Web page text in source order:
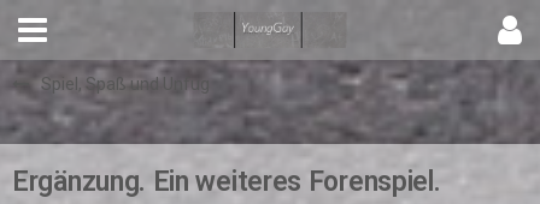
Spiel, Spaß und Unfug
Ergänzung. Ein weiteres Forenspiel.